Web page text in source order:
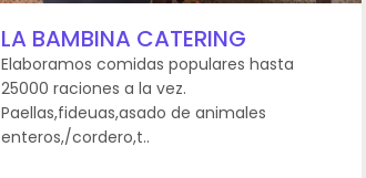
LA BAMBINA CATERING
Elaboramos comidas populares hasta
25000 raciones a la vez.
Paellas,fideuas,asado de animales
enteros,/cordero,t..